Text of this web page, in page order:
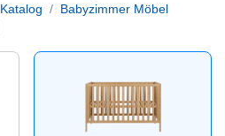
Katalog
Babyzimmer Möbel